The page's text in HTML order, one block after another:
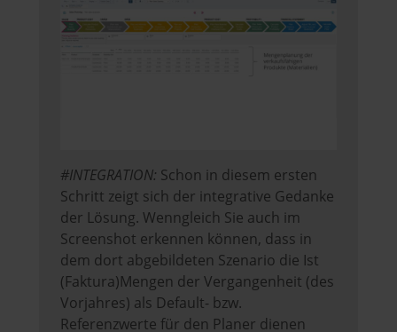
#INTEGRATION: Schon in diesem ersten
Schritt zeigt sich der integrative Gedanke
der Lösung. Wenngleich Sie auch im
Screenshot erkennen können, dass in
dem dort abgebildeten Szenario die Ist
(Faktura)Mengen der Vergangenheit (des
Vorjahres) als Default- bzw.
Referenzwerte für den Planer dienen